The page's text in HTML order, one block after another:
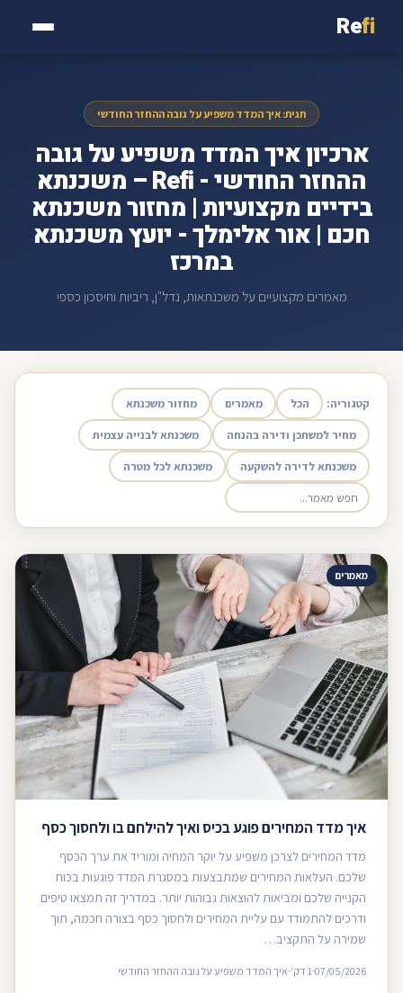
Refi
תגית: איך המדד משפיע על גובה ההחזר החודשי
ארכיון איך המדד משפיע על גובה
ההחזר החודשי - Refi – משכנתא
בידיים מקצועיות | מחזור משכנתא
חכם | אור אלימלך - יועץ משכנתא
במרכז
מאמרים מקצועיים על משכנתאות, נדל"ן, ריביות וחיסכון כספי
קטגוריה: הכל מאמרים מחזור משכנתא
מחיר למשתכן ודירה בהנחה משכנתא לבנייה עצמית
משכנתא לדירה להשקעה משכנתא לכל מטרה
מאמרים
איך מדד המחירים פוגע בכיס ואיך להילחם בו ולחסוך כסף
מדד המחירים לצרכן משפיע על יוקר המחיה ומוריד את ערך הכסף
שלכם. העלאות המחירים שמתבצעות במסגרת המדד פוגעות בכוח
הקנייה שלכם ומביאות להוצאות גבוהות יותר. במדריך זה תמצאו טיפים
ודרכים להתמודד עם עליית המחירים ולחסוך כסף בצורה חכמה, תוך
שמירה על התקציב…
07/05/2026 1 דק' איך המדד משפיע על גובה ההחזר החודשי